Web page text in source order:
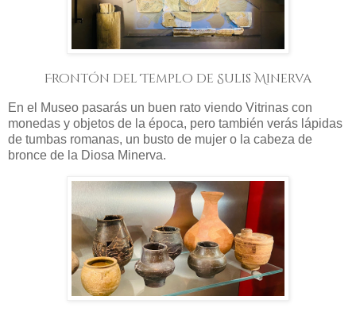
Frontón del Templo de Sulis Minerva
En el Museo pasarás un buen rato viendo Vitrinas con
monedas y objetos de la época, pero también verás lápidas
de tumbas romanas, un busto de mujer o la cabeza de
bronce de la Diosa Minerva.